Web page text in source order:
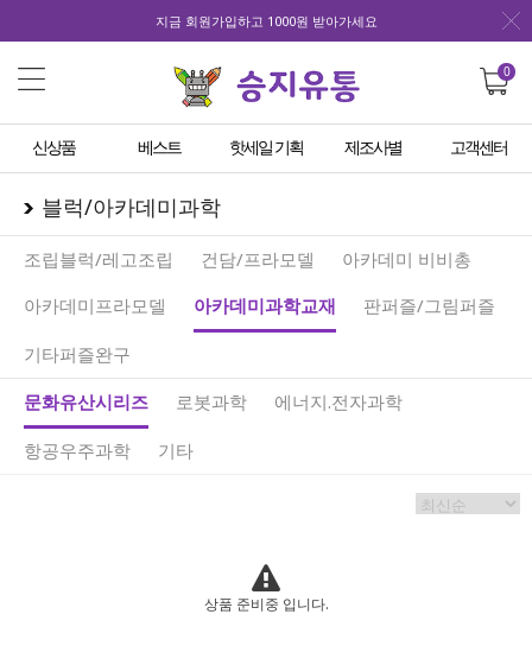
지금 회원가입하고 1000원 받아가세요
0
신상품 베스트 핫세일 기획 제조사별 고객센터
블럭/아카데미과학
조립블럭/레고조립 건담/프라모델
아카데미 비비총
아카데미프라모델
아카데미과학교재 판퍼즐/그림퍼즐
기타퍼즐완구
문화유산시리즈
로봇과학 에너지.전자과학
항공우주과학 기타
상품 준비중 입니다.